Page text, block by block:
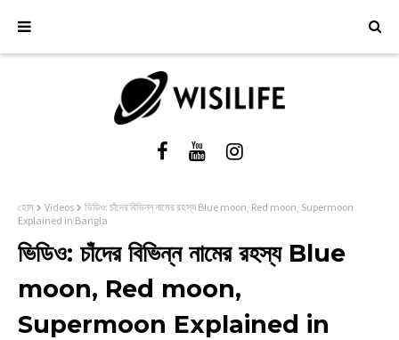
হোম Videos
ভিডিও: চাঁদের বিভিন্ন নামের রহস্য Blue moon, Red moon, Supermoon
Explained in Bangla
ভিডিও: চাঁদের বিভিন্ন নামের রহস্য Blue
moon, Red moon,
Supermoon Explained in